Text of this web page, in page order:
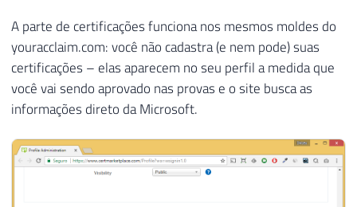
A parte de certificações funciona nos mesmos moldes do
youracclaim.com: você não cadastra (e nem pode) suas
certificações – elas aparecem no seu perfil a medida que
você vai sendo aprovado nas provas e o site busca as
informações direto da Microsoft.